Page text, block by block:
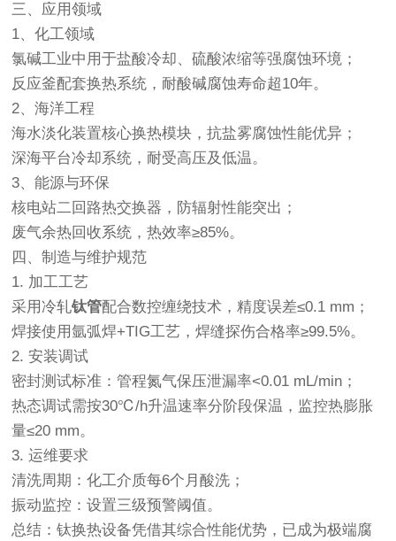
三、应用领域‌
1、化工领域‌
氯碱工业中用于盐酸冷却、硫酸浓缩等强腐蚀环境；
反应釜配套换热系统，耐酸碱腐蚀寿命超10年。
2、海洋工程‌
海水淡化装置核心换热模块，抗盐雾腐蚀性能优异；
深海平台冷却系统，耐受高压及低温。
3、能源与环保‌
核电站二回路热交换器，防辐射性能突出；
废气余热回收系统，热效率≥85%。
四、制造与维护规范‌
1. 加工工艺‌
采用冷轧钛管配合数控缠绕技术，精度误差≤0.1 mm；
焊接使用氩弧焊+TIG工艺，焊缝探伤合格率≥99.5%。
2. 安装调试‌
密封测试标准：管程氮气保压泄漏率<0.01 mL/min；
热态调试需按‌30℃/h‌升温速率分阶段保温，监控热膨胀
量≤20 mm。
3. 运维要求‌
清洗周期：化工介质每6个月酸洗；
振动监控：设置三级预警阈值。
总结：钛换热设备凭借其综合性能优势，已成为极端腐